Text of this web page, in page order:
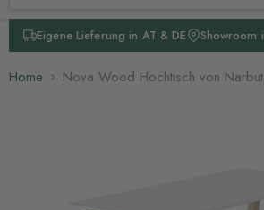
Eigene Lieferung in AT & DE Showroom
Home Nova Wood Hochtisch von